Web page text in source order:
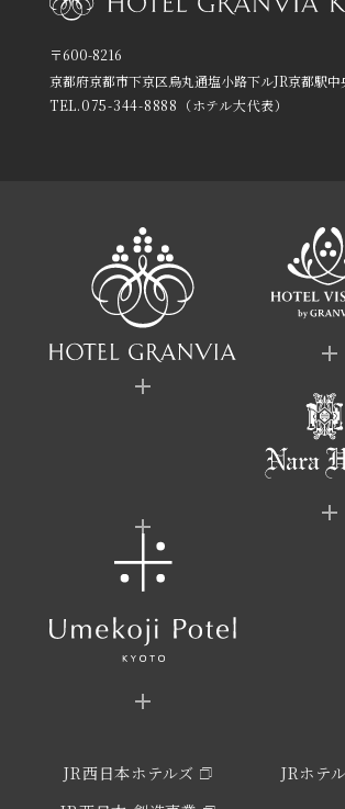
〒600-8216
京都府京都市下京区烏丸通塩小路下ルJR京都駅中
TEL.075-344-8888 （ホテル大代表）
JR西日本ホテルズ
JRホテ